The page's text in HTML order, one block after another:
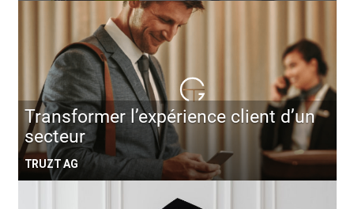
Transformer l’expérience client d’un
secteur
TRUZT AG